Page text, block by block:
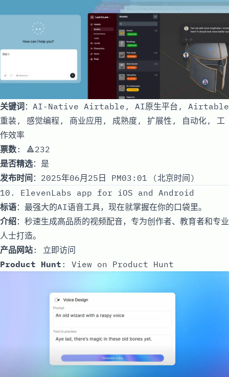
关键词：AI-Native Airtable, AI原生平台, Airtable
重装, 感觉编程, 商业应用, 成熟度, 扩展性, 自动化, 工
作效率
票数: 🔺232
是否精选：是
发布时间 ：2025年06月25日 PM03:01 (北京时间)
10. ElevenLabs app for iOS and Android
标语：最强大的AI语音工具，现在就掌握在你的口袋里。
介绍：秒速生成高品质的视频配音，专为创作者、教育者和专业
人士打造。
产品网站: 立即访问
Product Hunt : View on Product Hunt